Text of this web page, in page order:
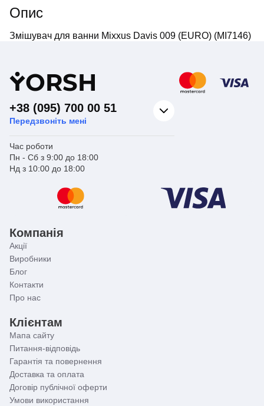
Опис
Змішувач для ванни Mixxus Davis 009 (EURO) (MI7146)
YORSH
+38 (095) 700 00 51
Передзвоніть мені
Час роботи
Пн - Сб з 9:00 до 18:00
Нд з 10:00 до 18:00
Компанія
Акції
Виробники
Блог
Контакти
Про нас
Клієнтам
Мапа сайту
Питання-відповідь
Гарантія та повернення
Доставка та оплата
Договір публічної оферти
Умови використання